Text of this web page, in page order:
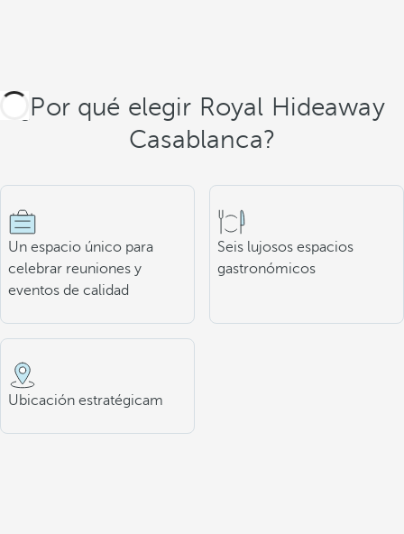
¿Por qué elegir Royal Hideaway
Casablanca?
Un espacio único para
celebrar reuniones y
eventos de calidad
Seis lujosos espacios
gastronómicos
Ubicación estratégicam